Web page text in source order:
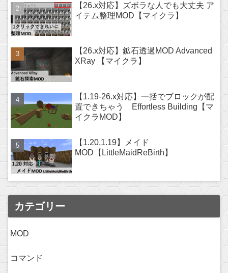
【26.x対応】ズボラな人でも大丈夫 ア
イテム整理MOD【マイクラ】
【26.x対応】鉱石透過MOD Advanced
XRay 【マイクラ】
【1.19-26.x対応】一括でブロックが配
置できちゃう Effortless Building【マ
イクラMOD】
【1.20,1.19】メイド
MOD【LittleMaidReBirth】
カテゴリー
MOD
コマンド